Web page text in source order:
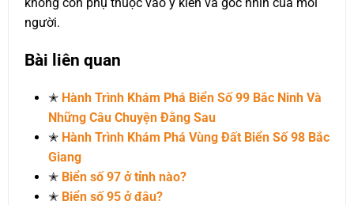
người.
Bài liên quan
✭ Hành Trình Khám Phá Biển Số 99 Bắc Ninh Và
Những Câu Chuyện Đằng Sau
✭ Hành Trình Khám Phá Vùng Đất Biển Số 98 Bắc
Giang
✭ Biển số 97 ở tỉnh nào?
✭ Biển số 95 ở đâu?